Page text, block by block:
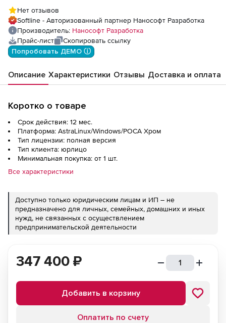
год), сетевая лицензия, дополнительное
место
Нет отзывов
Softline - Авторизованный партнер Нанософт Разработка
Производитель: Нанософт Разработка
Прайс-лист
Скопировать ссылку
Попробовать ДЕМО ⓘ
Описание Характеристики Отзывы Доставка и оплата
Коротко о товаре
Срок действия: 12 мес.
Платформа: AstraLinux/Windows/РОСА Хром
Тип лицензии: полная версия
Тип клиента: юрлицо
Минимальная покупка: от 1 шт.
Все характеристики
Доступно только юридическим лицам и ИП – не
предназначено для личных, семейных, домашних и иных
нужд, не связанных с осуществлением
предпринимательской деятельности
347 400 ₽
Добавить в корзину
Оплатить по счету